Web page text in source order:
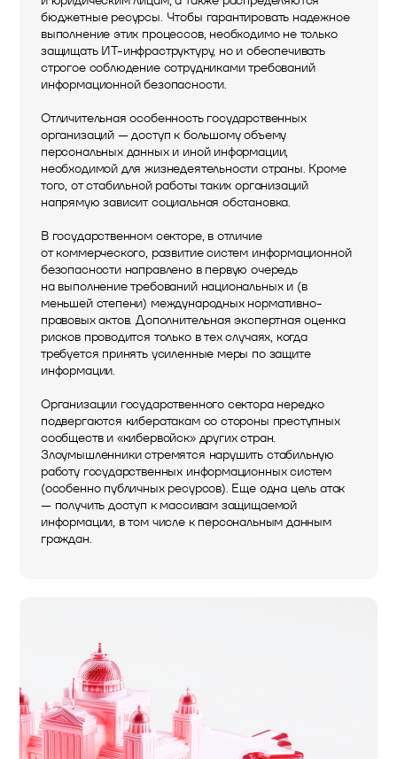
бюджетные ресурсы. Чтобы гарантировать надежное
выполнение этих процессов, необходимо не только
защищать ИТ-инфраструктуру, но и обеспечивать
строгое соблюдение сотрудниками требований
информационной безопасности.
Отличительная особенность государственных
организаций — доступ к большому объему
персональных данных и иной информации,
необходимой для жизнедеятельности страны. Кроме
того, от стабильной работы таких организаций
напрямую зависит социальная обстановка.
В государственном секторе, в отличие
от коммерческого, развитие систем информационной
безопасности направлено в первую очередь
на выполнение требований национальных и (в
меньшей степени) международных нормативно-
правовых актов. Дополнительная экспертная оценка
рисков проводится только в тех случаях, когда
требуется принять усиленные меры по защите
информации.
Организации государственного сектора нередко
подвергаются кибератакам со стороны преступных
сообществ и «кибервойск» других стран.
Злоумышленники стремятся нарушить стабильную
работу государственных информационных систем
(особенно публичных ресурсов). Еще одна цель атак
— получить доступ к массивам защищаемой
информации, в том числе к персональным данным
граждан.